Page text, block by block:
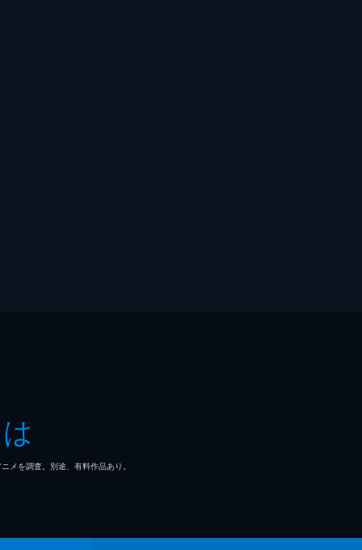
を調査。別途、有料作品あり。